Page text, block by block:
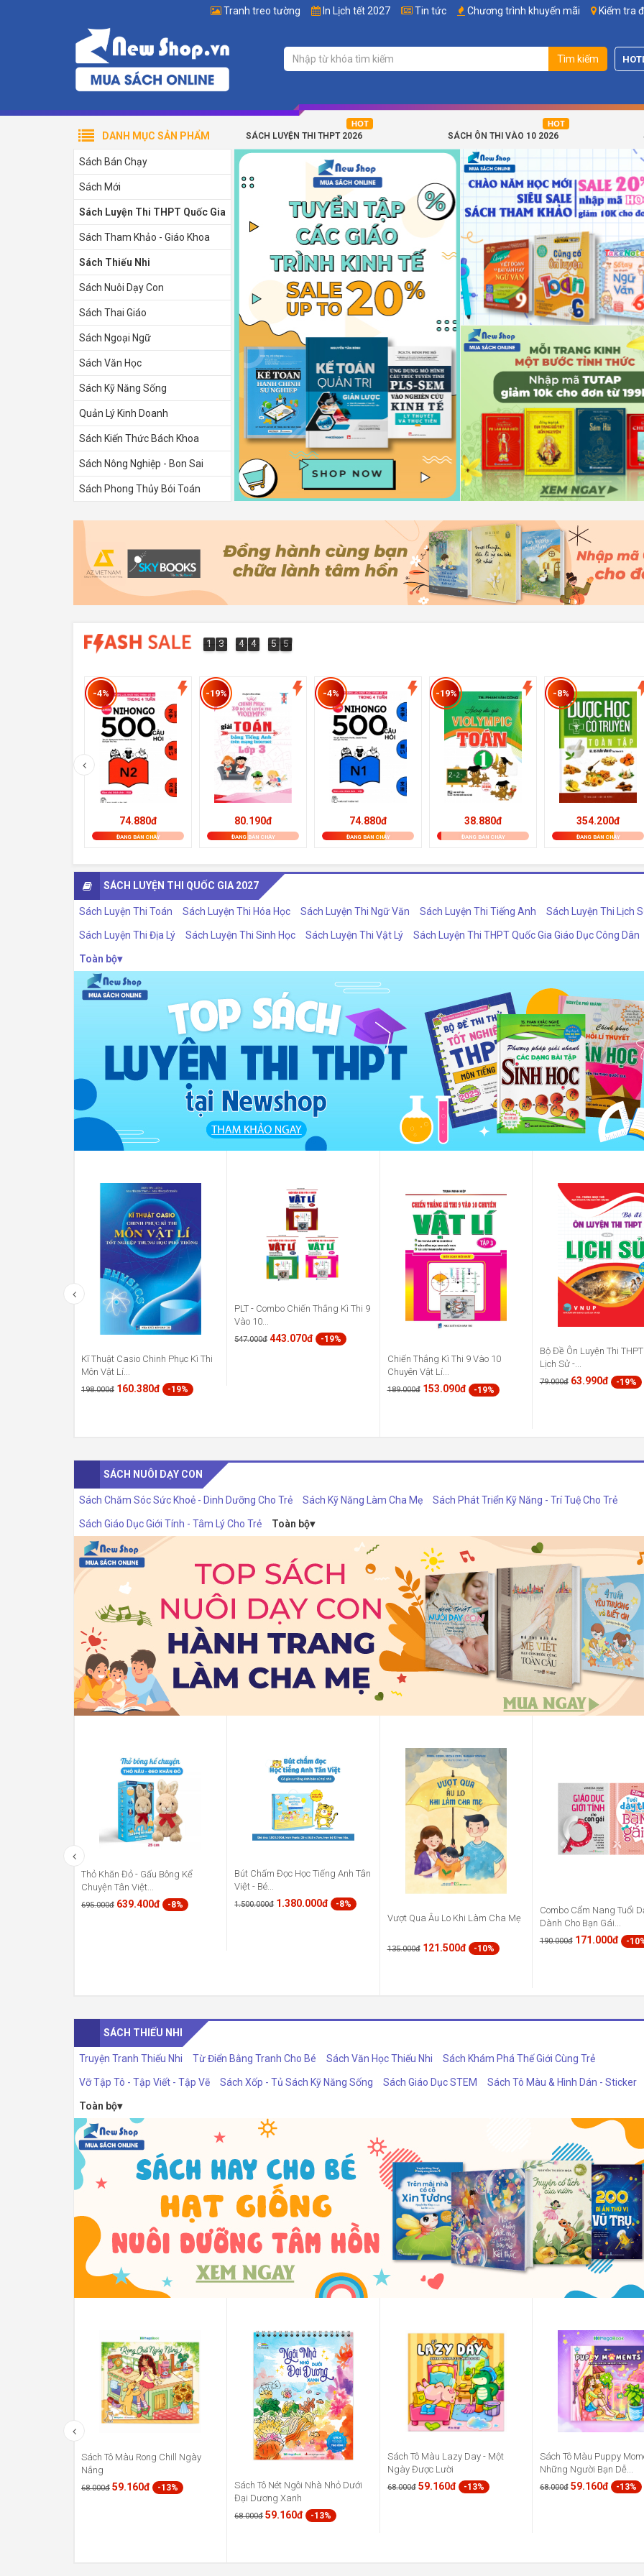
Tranh treo tường In Lịch tết 2027 Tin tức Chương trình khuyến mãi Kiểm tra
Tìm kiếm
SÁCH LUYỆN THI THPT 2026 SÁCH ÔN THI VÀO 10 2026
DANH MỤC SẢN PHẨM
Sách Bán Chạy
Sách Mới
Sách Luyện Thi THPT Quốc Gia
Sách Tham Khảo - Giáo Khoa
Sách Thiếu Nhi
Sách Nuôi Dạy Con
Sách Thai Giáo
Sách Ngoại Ngữ
Sách Văn Học
Sách Kỹ Năng Sống
Quản Lý Kinh Doanh
Sách Kiến Thức Bách Khoa
Sách Nông Nghiệp - Bon Sai
Sách Phong Thủy Bói Toán
11 3
3 4
4 4
5
4 5
0
5 3
4
3
5
4
-4%
74.880đ
ĐANG BÁN CHẠY
-19%
80.190đ
ĐANG BÁN CHẠY
-4%
74.880đ
ĐANG BÁN CHẠY
-19%
38.880đ
ĐANG BÁN CHẠY
-8%
354.200đ
ĐANG BÁN CHẠY
SÁCH LUYỆN THI QUỐC GIA 2027
Sách Luyện Thi Toán Sách Luyện Thi Hóa Học Sách Luyện Thi Ngữ Văn Sách Luyện Thi Tiếng Anh Sách Luyện Thi Lịch
Sách Luyện Thi Địa Lý Sách Luyện Thi Sinh Học Sách Luyện Thi Vật Lý Sách Luyện Thi THPT Quốc Gia Giáo Dục Công Dân
Toàn bộ
Kĩ Thuật Casio Chinh Phục Kì Thi
Môn Vật Lí...
198.000đ 160.380đ -19%
PLT - Combo Chiến Thắng Kì Thi 9
Vào 10...
547.000đ 443.070đ -19%
Chiến Thắng Kì Thi 9 Vào 10
Chuyên Vật Lí...
189.000đ 153.090đ -19%
Bộ Đề Ôn Luyện Thi
Lịch Sử -...
79.000đ 63.990đ -19%
SÁCH NUÔI DẠY CON
Sách Chăm Sóc Sức Khoẻ - Dinh Dưỡng Cho Trẻ Sách Kỹ Năng Làm Cha Mẹ Sách Phát Triển Kỹ Năng - Trí Tuệ Cho Trẻ
Sách Giáo Dục Giới Tính - Tâm Lý Cho Trẻ Toàn bộ
Thỏ Khăn Đỏ - Gấu Bông Kể
Chuyện Tân Việt...
695.000đ 639.400đ -8%
Bút Chấm Đọc Học Tiếng Anh Tân
Việt - Bé...
1.500.000đ 1.380.000đ -8%
Vượt Qua Âu Lo Khi Làm Cha Mẹ
135.000đ 121.500đ -10%
Combo Cẩm Nang Tuổi
Dành Cho Bạn Gái...
190.000đ 171.000đ -
SÁCH THIẾU NHI
Truyện Tranh Thiếu Nhi Từ Điển Bằng Tranh Cho Bé Sách Văn Học Thiếu Nhi Sách Khám Phá Thế Giới Cùng Trẻ
Vỡ Tập Tô - Tập Viết - Tập Vẽ Sách Xốp - Tủ Sách Kỹ Năng Sống Sách Giáo Dục STEM Sách Tô Màu & Hình Dán - Sticker
Toàn bộ
Sách Tô Màu Rong Chill Ngày
Nắng
68.000đ 59.160đ -13%
Sách Tô Nét Ngôi Nhà Nhỏ Dưới
Đại Dương Xanh
68.000đ 59.160đ -13%
Sách Tô Màu Lazy Day - Một
Ngày Được Lười
68.000đ 59.160đ -13%
Sách Tô Màu Puppy
Những Người Bạn Dễ...
68.000đ 59.160đ -13%